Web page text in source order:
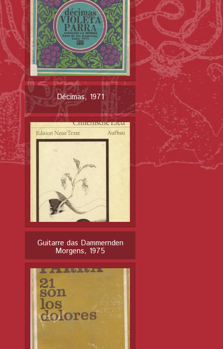
Décimas, 1971
Guitarre das Dammernden
Morgens, 1975